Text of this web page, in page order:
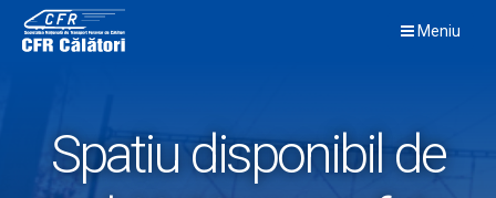
content
Meniu
Spatiu disponibil de